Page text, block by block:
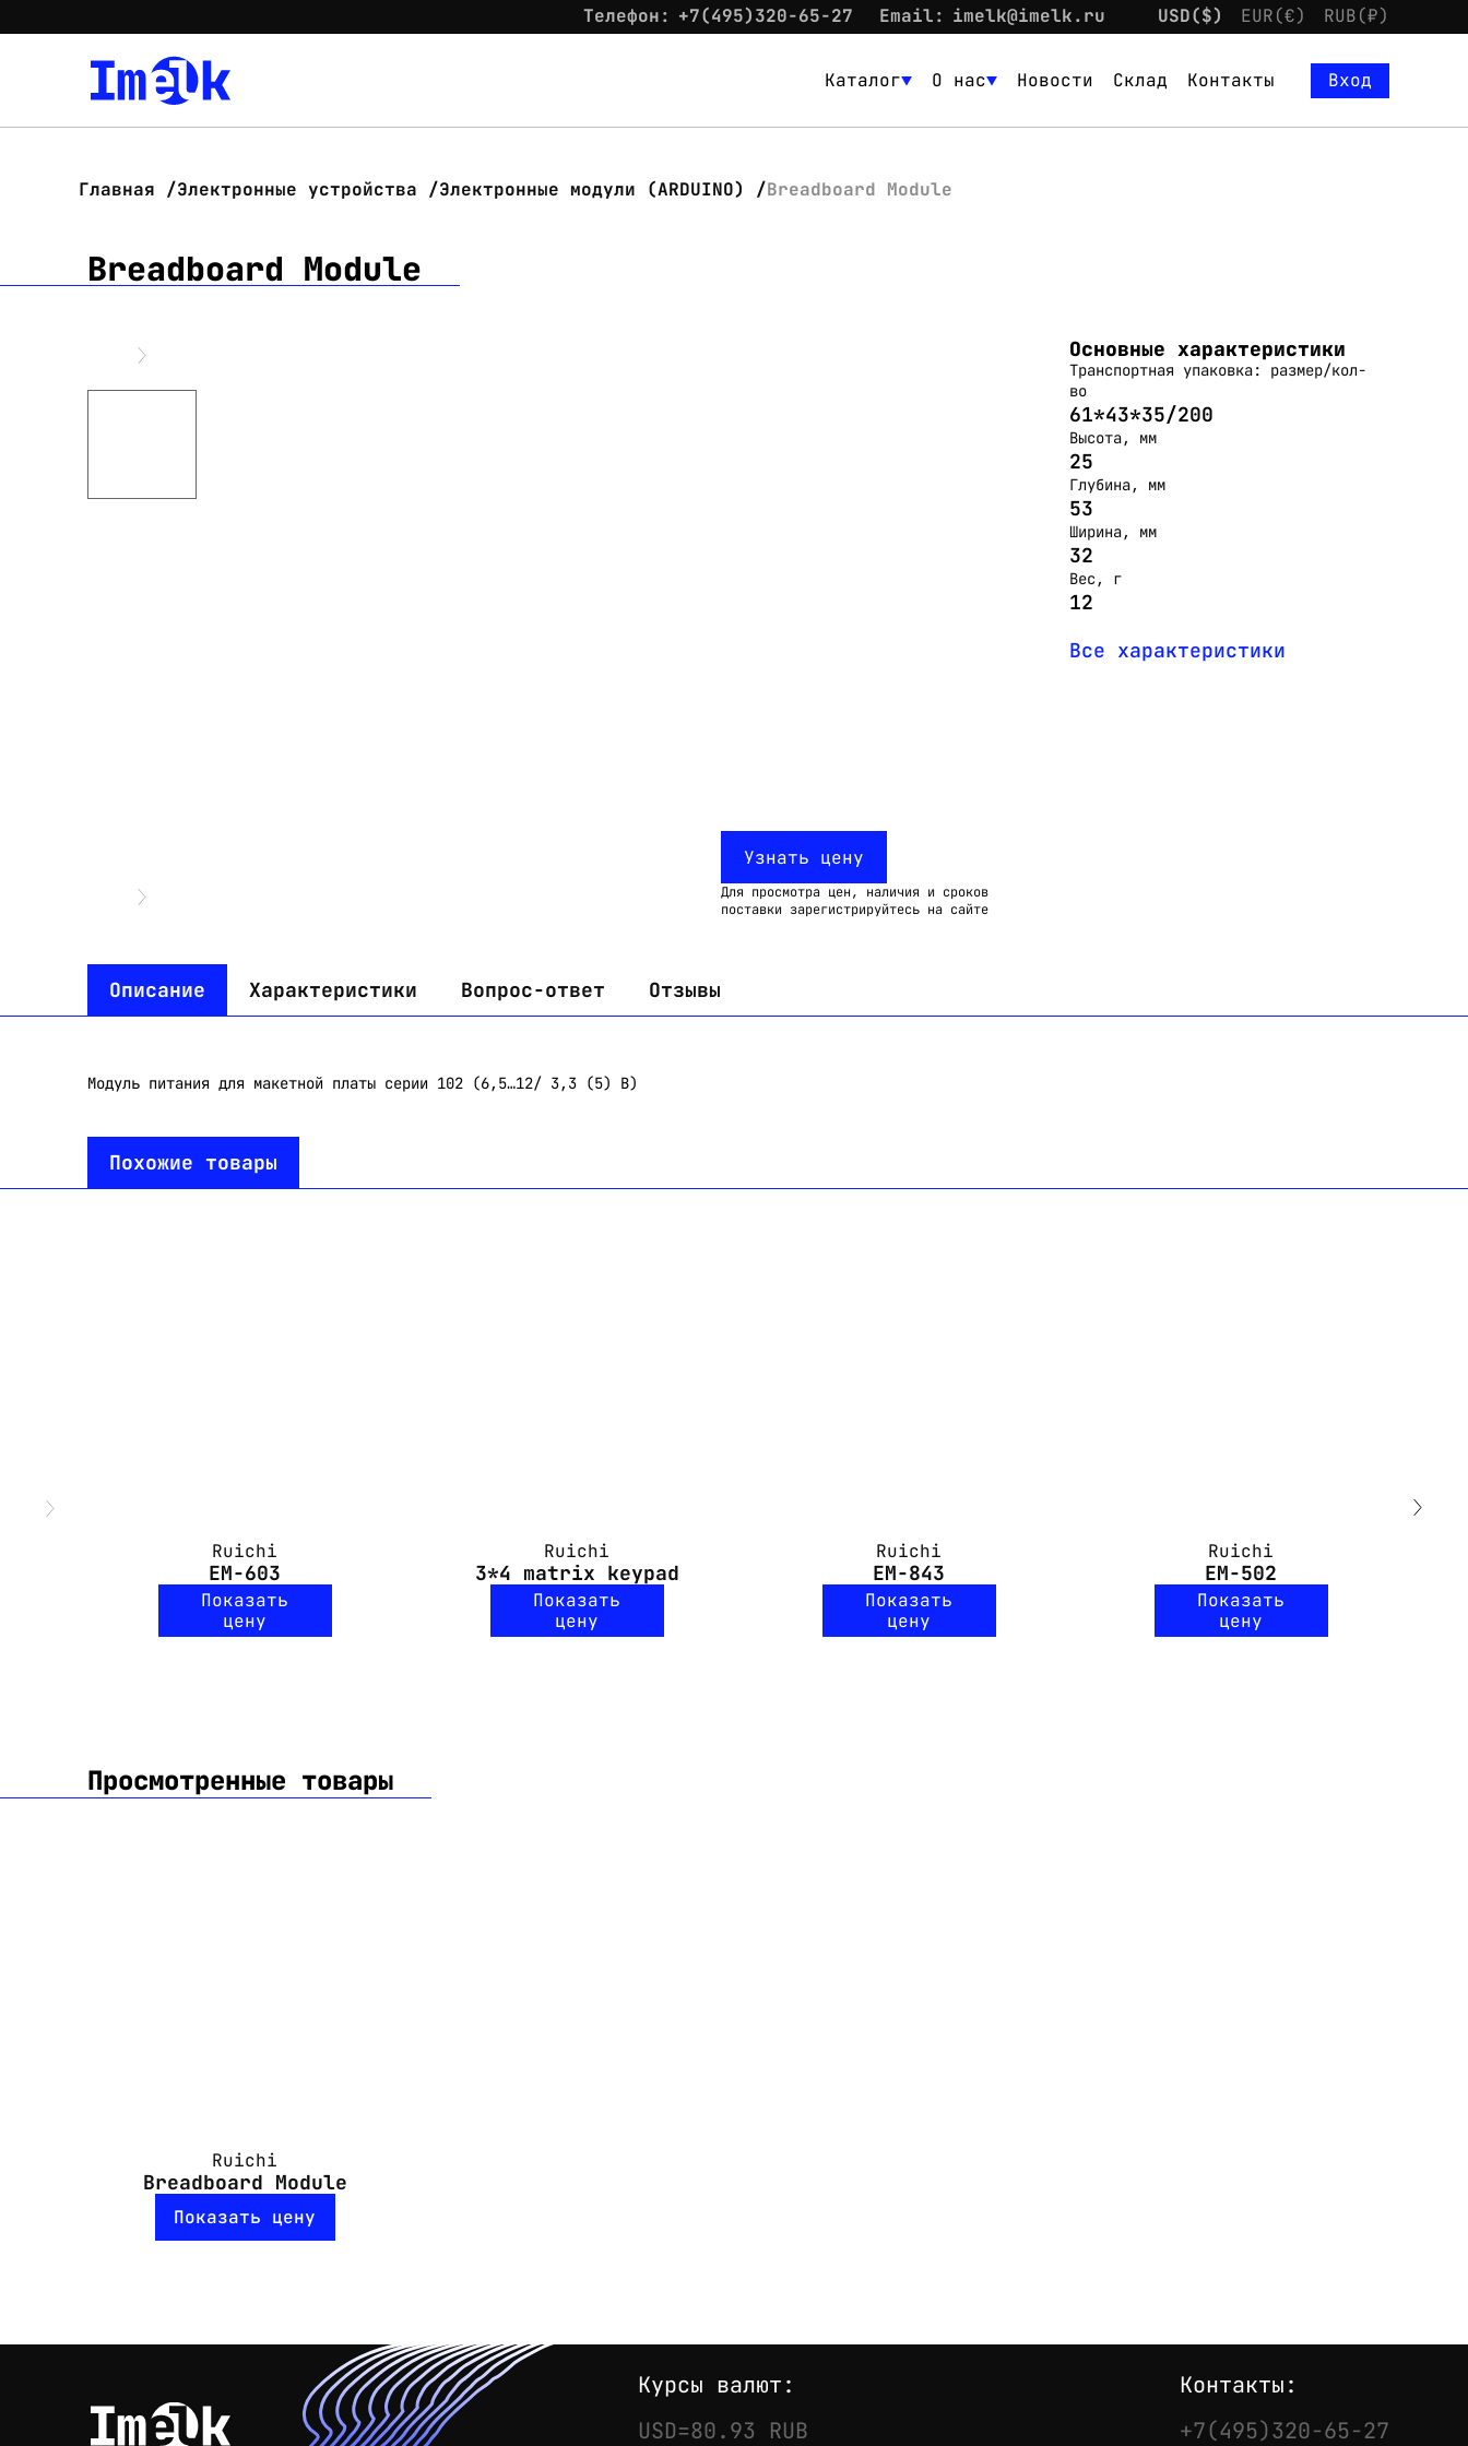
Телефон: +7(495)320-65-27 Email: imelk@imelk.ru USD($) EUR(€) RUB(₽)
Каталог О нас Новости Склад Контакты
Вход
Главная Электронные устройства Электронные модули (ARDUINO) Breadboard Module
Breadboard Module
Узнать цену
Для просмотра цен, наличия и сроков
поставки зарегистрируйтесь на сайте
Основные характеристики
Транспортная упаковка: размер/кол-
во
61*43*35/200
Высота, мм
25
Глубина, мм
53
Ширина, мм
32
Вес, г
12
Все характеристики
Описание Характеристики Вопрос-ответ Отзывы
Mодуль питания для макетной платы серии 102 (6,5…12/ 3,3 (5) В)
Похожие товары
Ruichi
EM-603
Показать
цену
Ruichi
3*4 matrix keypad
Показать
цену
Ruichi
EM-843
Показать
цену
Ruichi
EM-502
Показать
цену
Просмотренные товары
Ruichi
Breadboard Module
Показать цену
Курсы валют:
USD=80.93 RUB
Контакты:
+7(495)320-65-27